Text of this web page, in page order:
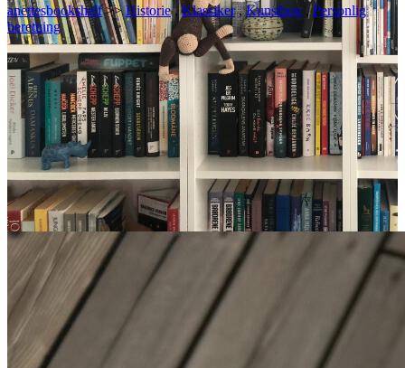
anettesbookshelf>>Historie,Klassiker,Kunstbog ,Personlig
beretning